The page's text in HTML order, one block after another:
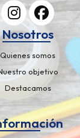
Nosotros
Quienes somos
objetivo
Destacamos